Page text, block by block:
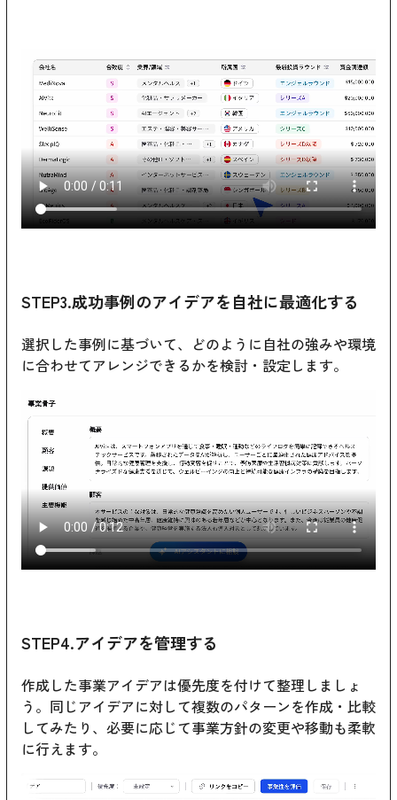
STEP3.成功事例のアイデアを自社に最適化する
選択した事例に基づいて、どのように自社の強みや環境
に合わせてアレンジできるかを検討・設定します。
STEP4.アイデアを管理する
作成した事業アイデアは優先度を付けて整理しましょ
う。同じアイデアに対して複数のパターンを作成・比較
してみたり、必要に応じて事業方針の変更や移動も柔軟
に行えます。